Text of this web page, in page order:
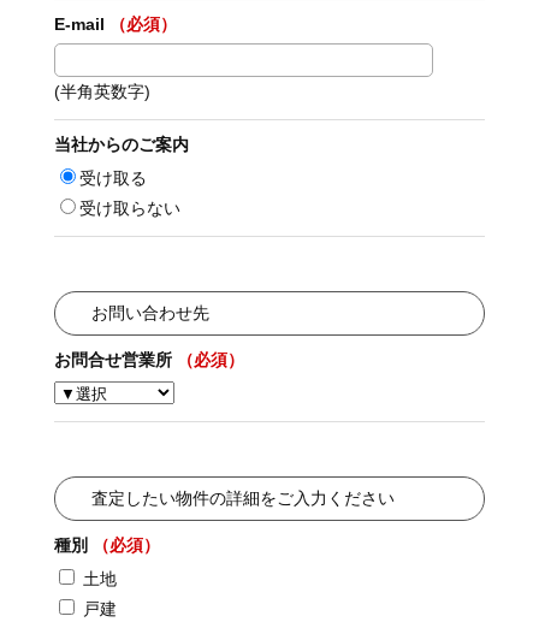
E-mail （必須）
(半角英数字)
当社からのご案内
受け取る
受け取らない
お問い合わせ先
お問合せ営業所 （必須）
査定したい物件の詳細をご入力ください
種別
（必須）
土地
戸建